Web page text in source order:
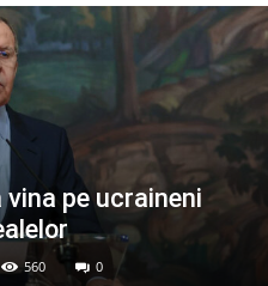
pe ucraineni
560 0